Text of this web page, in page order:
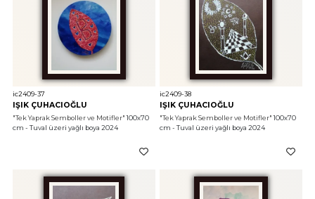
ic2409-37
IŞIK ÇUHACIOĞLU
"Tek Yaprak Semboller ve Motifler" 100x70
cm - Tuval üzeri yağlı boya 2024
ic2409-38
IŞIK ÇUHACIOĞLU
"Tek Yaprak Semboller ve Motifler" 100x70
cm - Tuval üzeri yağlı boya 2024